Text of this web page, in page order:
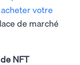
votre
de marché
NFT